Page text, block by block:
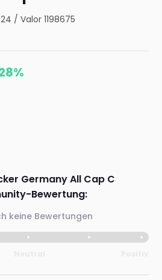
/Valor 1198675
Germany All Cap C
Bewertung:
keine Bewertungen